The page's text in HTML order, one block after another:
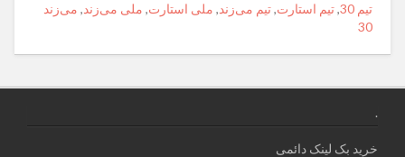
onتیم 30
,تیم استارت,تیم می‌زند, ملی استارت, ملی می‌زند, می‌زند
30
.
خرید بک لینک دائمی